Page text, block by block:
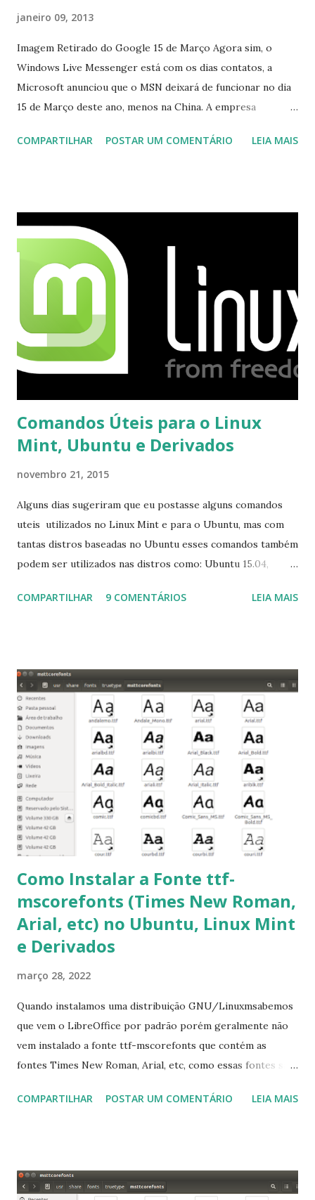
janeiro 09, 2013
Imagem Retirado do Google 15 de Março Agora sim, o
Windows Live Messenger está com os dias contatos, a
Microsoft anunciou que o MSN deixará de funcionar no dia
15 de Março deste ano, menos na China. A empresa
integrado com o serviço do MSN, segundo a empresa, os
o Windows Live (assim como muitos profissionais de TI) ,
mesmo na versão para Linux, claro, sempre existem outras
opções e o Pidgin, que se mostra como opção.
COMPARTILHAR POSTAR UM COMENTÁRIO LEIA MAIS
Comandos Úteis para o Linux
Mint, Ubuntu e Derivados
novembro 21, 2015
Alguns dias sugeriram que eu postasse alguns comandos
uteis utilizados no Linux Mint e para o Ubuntu, mas com
tantas distros baseadas no Ubuntu esses comandos também
podem ser utilizados nas distros como: Ubuntu 15.04,
Linux Mint 17, Pinguy OS 14.04, Elementary OS 0.3, Deepin
para usuários iniciantes... 1- Atualizar a lista de pacotes: $
sudo apt-get update 2- Atualizar toda a distro: $ sudo apt-
get -f dist-upgrade ou update-manager -d -c 3- Instalar
pacotes: $ sudo apt-get install [nome do pacote] 4-
Procurar arquivos corrompidos: $ sudo apt-get check 5-
Corrigir problemas de dependências, concluir instalação de
pacotes pendentes e outros erros: $ sudo apt-get -f install
6- Se o comando sudo apt-get -f install nã...
COMPARTILHAR 9 COMENTÁRIOS LEIA MAIS
Como Instalar a Fonte ttf-
mscorefonts (Times New Roman,
Arial, etc) no Ubuntu, Linux Mint
e Derivados
março 28, 2022
Quando instalamos uma distribuição GNU/Linuxmsabemos
que vem o LibreOffice por padrão porém geralmente não
vem instalado a fonte ttf-mscorefonts que contém as
fontes Times New Roman, Arial, etc, como essas fontes são
a Associação Brasileira de Normas Técnicas (ABNT), exige
que contém essas fontes. Ao instalar o GNU/Linux abra o
COMPARTILHAR POSTAR UM COMENTÁRIO LEIA MAIS